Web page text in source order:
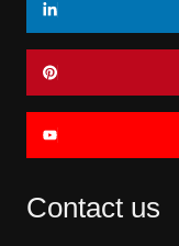
Contact us